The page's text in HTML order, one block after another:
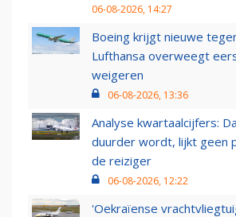
06-08-2026, 14:27
Boeing krijgt nieuwe
Lufthansa overweegt
weigeren
06-08-2026, 13:36
Analyse kwartaalcijfers:
duurder wordt, lijkt geen
de reiziger
06-08-2026, 12:22
'Oekraïense